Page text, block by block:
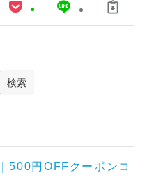
検索
500円OFFクーポンコ